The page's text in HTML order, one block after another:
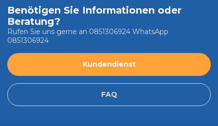
Benötigen Sie Informationen oder
Beratung?
Rufen Sie uns gerne an 0851306924 WhatsApp
0851306924
Kundendienst
FAQ